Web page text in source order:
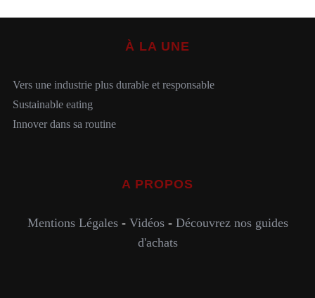
À LA UNE
Vers une industrie plus durable et responsable
Sustainable eating
Innover dans sa routine
A PROPOS
Mentions Légales- Vidéos- Découvrez nos guides
d'achats